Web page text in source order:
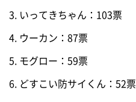
いってきちゃん：103票
ウーカン：87票
モグロー：59票
どすこい防サイくん：52票